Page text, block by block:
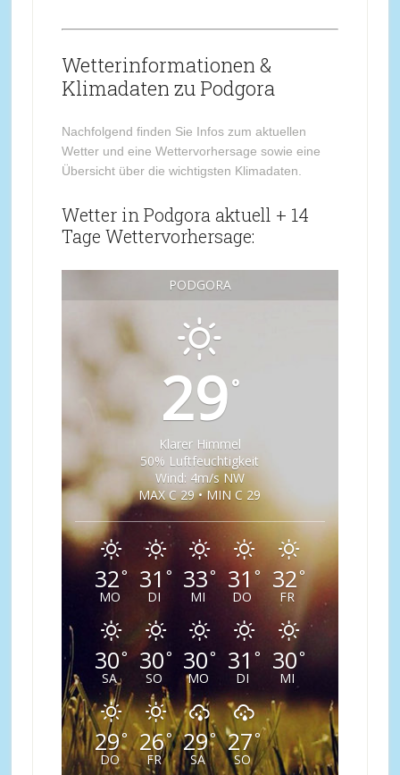
Wetterinformationen &
Klimadaten zu Podgora
Nachfolgend finden Sie Infos zum aktuellen
Wetter und eine Wettervorhersage sowie eine
Übersicht über die wichtigsten Klimadaten.
Wetter in Podgora aktuell + 14
Tage Wettervorhersage:
PODGORA
29°
Klarer Himmel
50% Luftfeuchtigkeit
Wind: 4m/s NW
MAX C 29 • MIN C 29
32°
MO
31 °
DI
33°
MI
31°
DO
32°
FR
30°
SA
30°
SO
30°
MO
31 °
DI
30°
MI
29°
DO
26°
FR
29°
SA
27°
SO